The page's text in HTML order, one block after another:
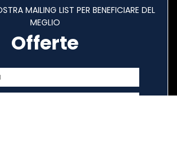
MAILING LIST PER BENEFICIARE DEL
MEGLIO
Offerte